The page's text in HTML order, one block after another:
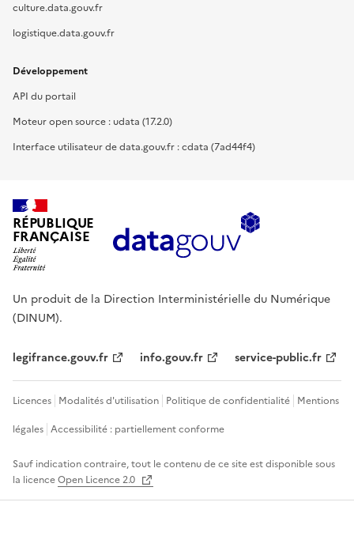
culture.data.gouv.fr
logistique.data.gouv.fr
Développement
API du portail
Moteur open source : udata (17.2.0)
Interface utilisateur de data.gouv.fr : cdata (7ad44f4)
RÉPUBLIQUE
FRANÇAISE
Un produit de la Direction Interministérielle du Numérique
(DINUM).
legifrance.gouv.fr info.gouv.fr service-public.fr
Licences Modalités d'utilisation Politique de confidentialité Mentions
légales Accessibilité : partiellement conforme
Sauf indication contraire, tout le contenu de ce site est disponible sous
la licenceOpen Licence 2.0